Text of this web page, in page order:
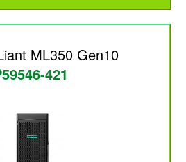
ML350 Gen10
421